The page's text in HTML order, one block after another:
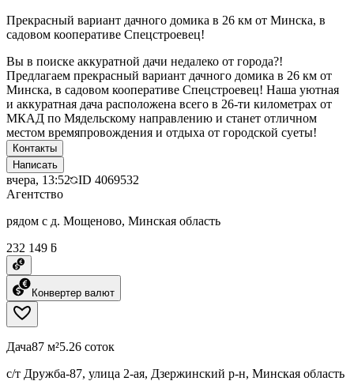
Прекрасный вариант дачного домика в 26 км от Минска, в
садовом кооперативе Спецстроевец!
Вы в поиске аккуратной дачи недалеко от города?!
Предлагаем прекрасный вариант дачного домика в 26 км от
Минска, в садовом кооперативе Спецстроевец! Наша уютная
и аккуратная дача расположена всего в 26-ти километрах от
МКАД по Мядельскому направлению и станет отличном
местом времяпровождения и отдыха от городской суеты!
Контакты
Написать
вчера, 13:52 ID 4069532
Агентство
рядом с д. Мощеново, Минская область
232 149 ƃ
Конвертер валют
Дача87 м²5.26 соток
с/т Дружба-87, улица 2-ая, Дзержинский р-н, Минская область